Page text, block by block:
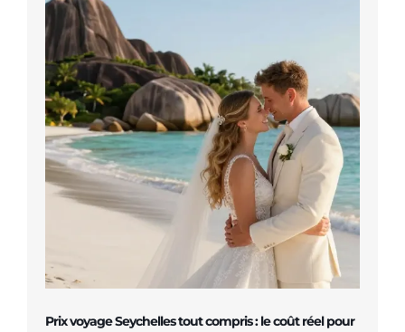
Prix voyage Seychelles tout compris : le coût réel pour